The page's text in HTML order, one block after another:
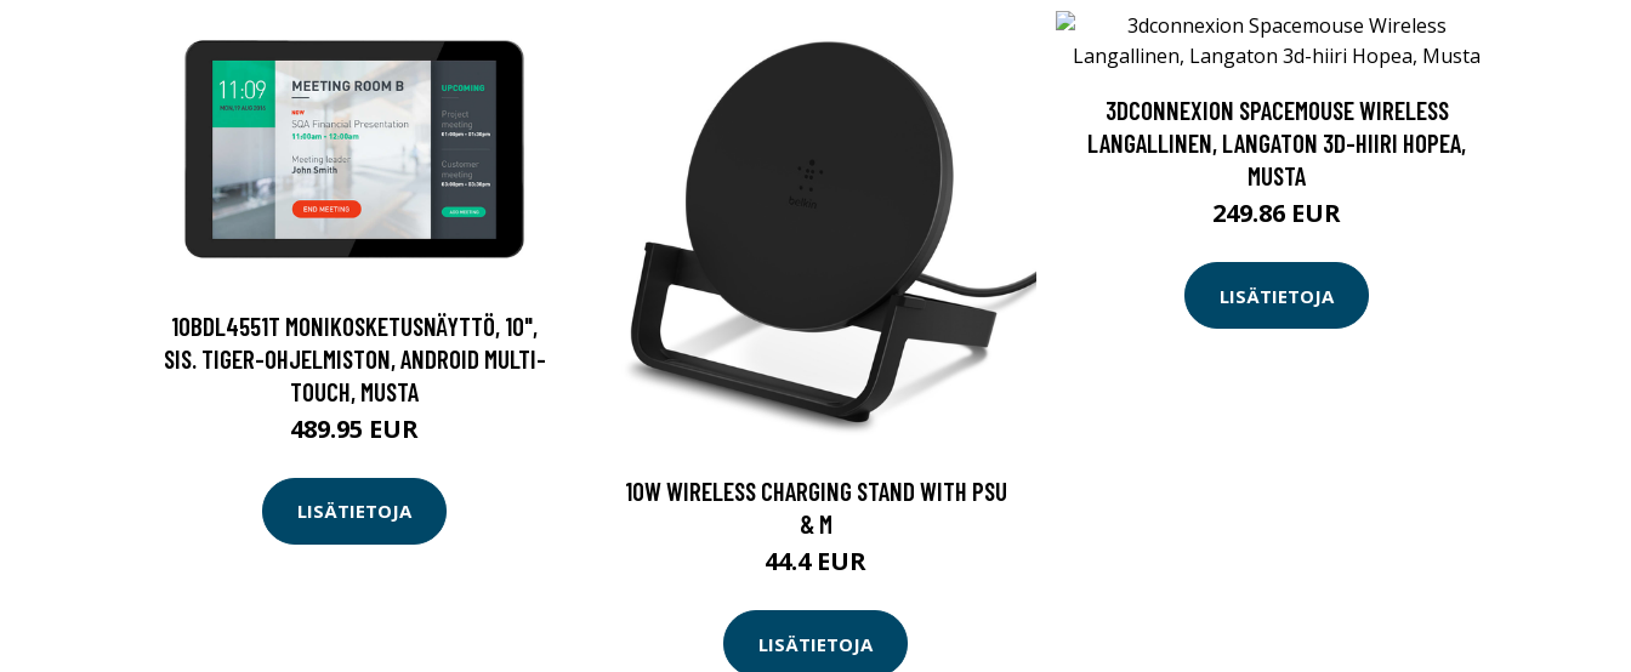
10BDL4551T MONIKOSKETUSNÄYTTÖ, 10",
SIS. TIGER-OHJELMISTON, ANDROID MULTI-
TOUCH, MUSTA
489.95 EUR
LISÄTIETOJA
10W WIRELESS CHARGING STAND WITH PSU
& M
44.4 EUR
LISÄTIETOJA
3DCONNEXION SPACEMOUSE WIRELESS
LANGALLINEN, LANGATON 3D-HIIRI HOPEA,
MUSTA
249.86 EUR
LISÄTIETOJA